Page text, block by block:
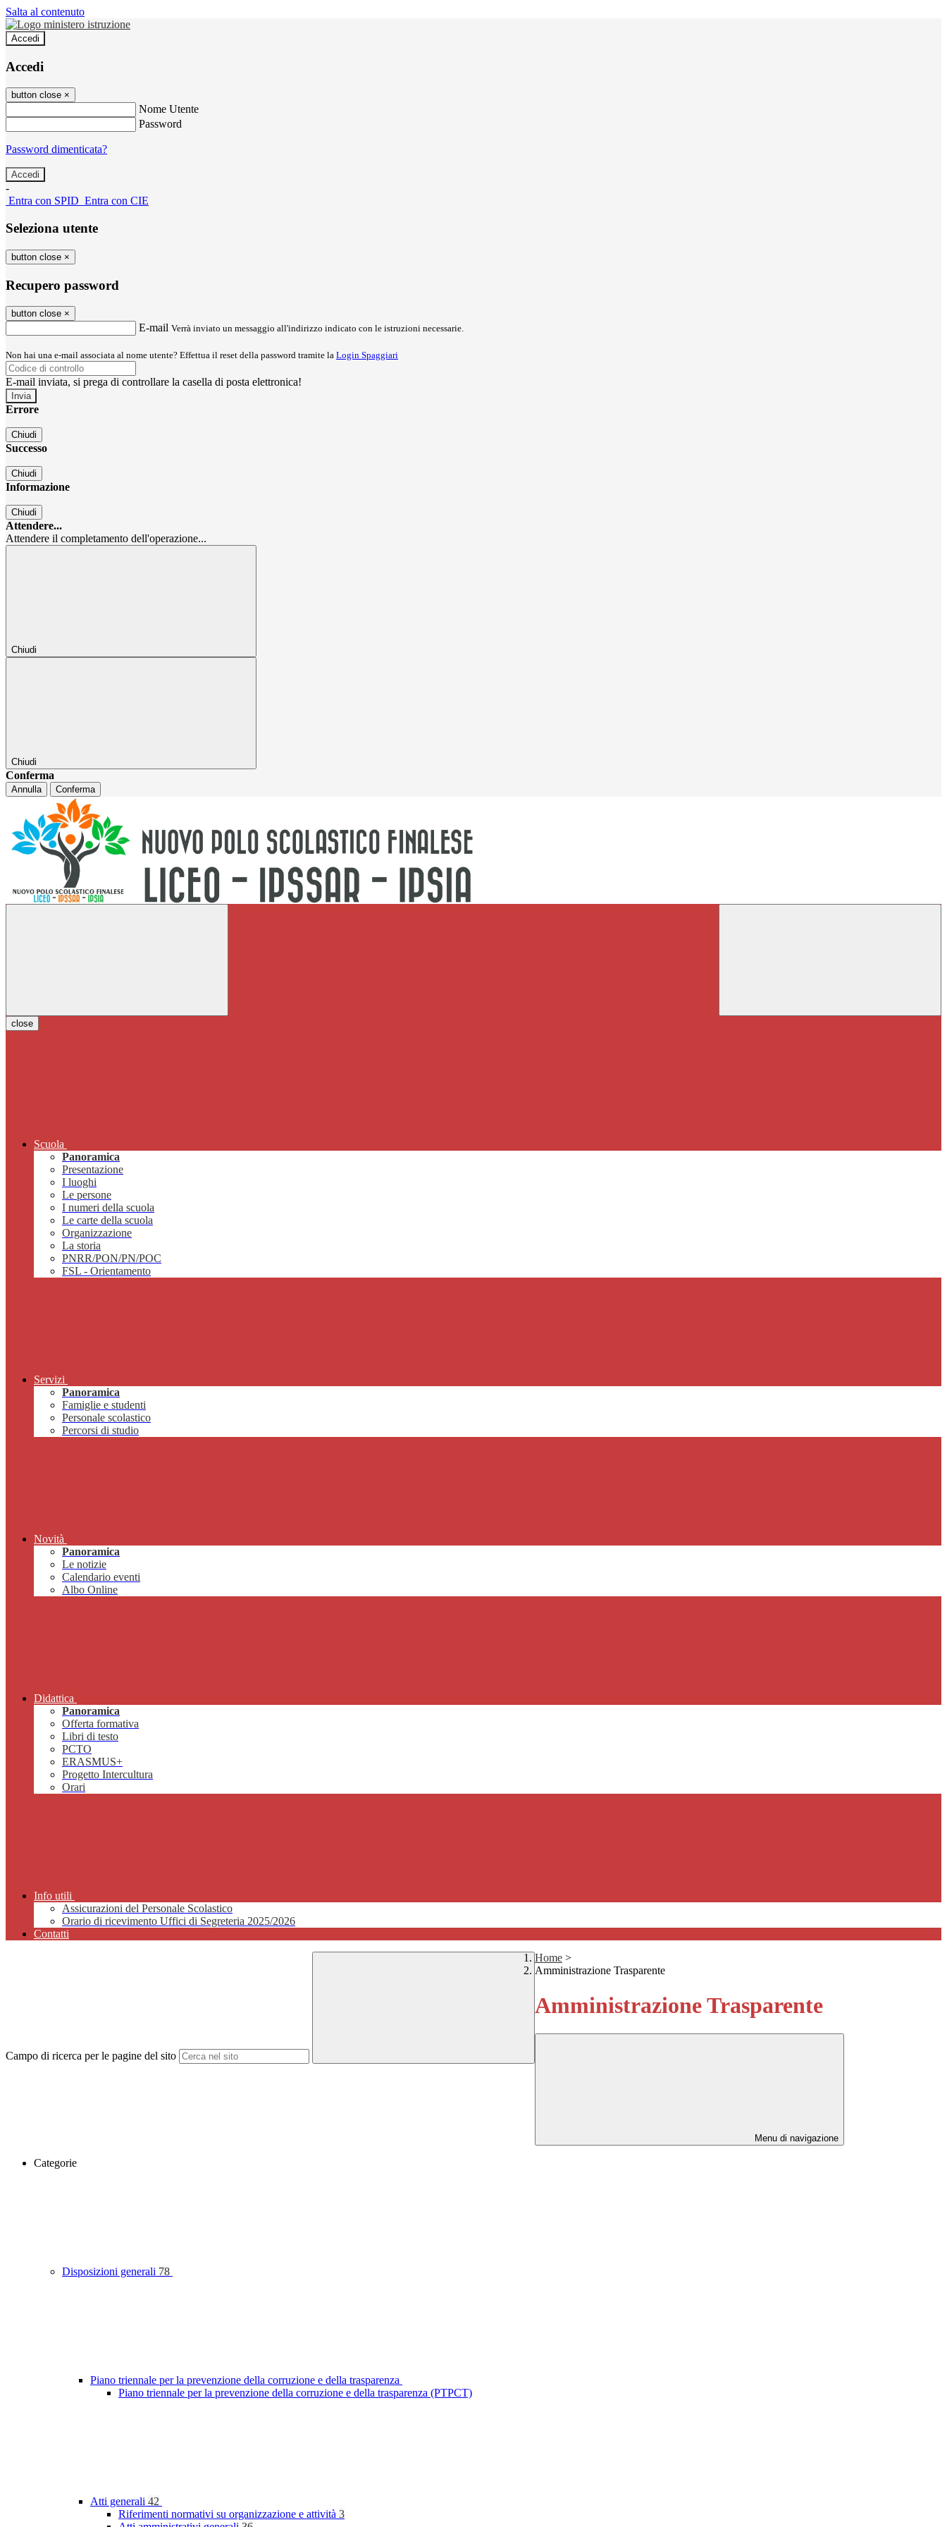
Salta al contenuto
Accedi
Accedi
button close ×
Nome Utente
Password
Password dimenticata?
-
Entra con SPID Entra con CIE
Seleziona utente
button close ×
Recupero password
button close ×
E-mail Verrà inviato un messaggio all'indirizzo indicato con le istruzioni necessarie.
Non hai una e-mail associata al nome utente? Effettua il reset della password tramite la Login Spaggiari
E-mail inviata, si prega di controllare la casella di posta elettronica!
Errore
Chiudi
Successo
Chiudi
Informazione
Chiudi
Attendere...
Attendere il completamento dell'operazione...
Chiudi
Chiudi
Conferma
Annulla Conferma
close
Scuola
Panoramica
Presentazione
I luoghi
Le persone
I numeri della scuola
Le carte della scuola
Organizzazione
La storia
PNRR/PON/PN/POC
FSL - Orientamento
Servizi
Panoramica
Famiglie e studenti
Personale scolastico
Percorsi di studio
Novità
Panoramica
Le notizie
Calendario eventi
Albo Online
Didattica
Panoramica
Offerta formativa
Libri di testo
PCTO
ERASMUS+
Progetto Intercultura
Orari
Info utili
Assicurazioni del Personale Scolastico
Orario di ricevimento Uffici di Segreteria 2025/2026
Contatti
Campo di ricerca per le pagine del sito
Home >
Amministrazione Trasparente
Amministrazione Trasparente
Menu di navigazione
Categorie
Disposizioni generali 78
Piano triennale per la prevenzione della corruzione e della trasparenza
Piano triennale per la prevenzione della corruzione e della trasparenza (PTPCT)
Atti generali 42
Riferimenti normativi su organizzazione e attività 3